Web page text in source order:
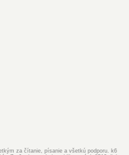
za čítanie, písanie a všetkú podporu. k6